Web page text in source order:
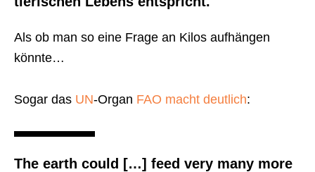
Als ob man so eine Frage an Kilos aufhängen
könnte…
Sogar das UN-Organ FAO macht deutlich:
The earth could […] feed very many more